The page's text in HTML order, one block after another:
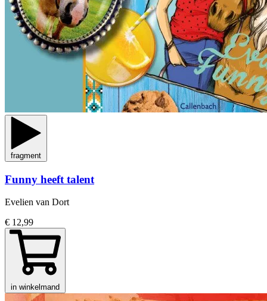
fragment
Funny heeft talent
Evelien van Dort
€ 12,99
in winkelmand